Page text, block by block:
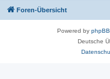
Foren-Übersicht
Powered by phpBB
Deutsche